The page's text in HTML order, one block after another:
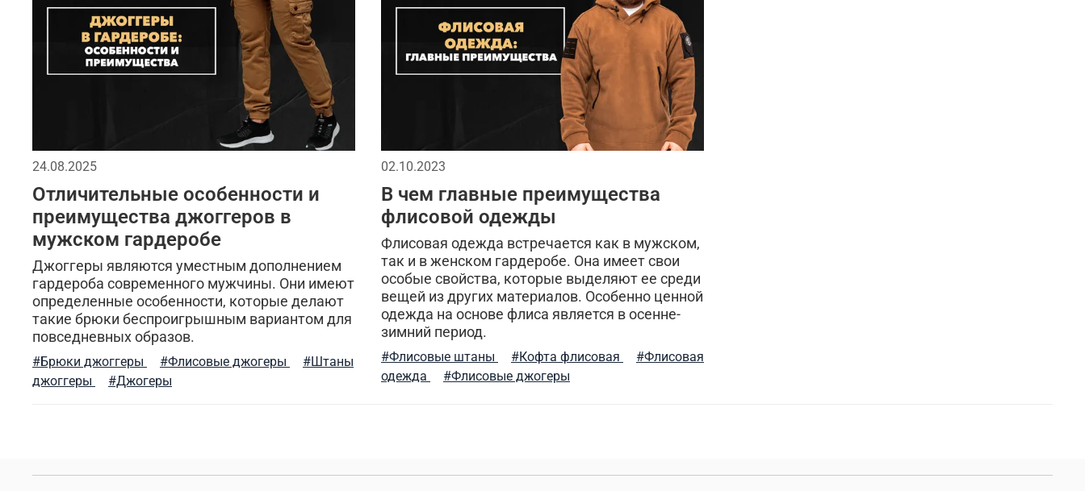
фирменные бренды городская мода зимний гардероб парка мужские аксессуары
демисезонная одежда милитари одежда как носить милитари в зрелом возрасте
куртка-бомбер камуфляж легкость ухода
практичная одежда пуховые жилеты шапка-ушанка
бесшовное мужское термобелье индивидуальный стиль мужчины
дизайнерские вещи мужская куртка утепленные жилеты аляска куртка утепленная куртка
флисовая одежда спортивные куртки комфорт милитари брюки зима лонгслив
бесшовное женское термобелье осенняя мужская одежда трикотажные брюки мужской стиль
компрессионное термобелье трикотажные шорты мужская шапка специализированные интернет-магазины
белая футболка глажка хаки ремень брючный тактическая одежда весной камуфляжная расцветка
штаны джоггеры прогулки и отдых летняя одежда тактический подсумок джогеры карго туристический нож сочетание цветов
24.08.2025
Отличительные особенности и
преимущества джоггеров в
мужском гардеробе
Джоггеры являются уместным дополнением
гардероба современного мужчины. Они имеют
определенные особенности, которые делают
такие брюки беспроигрышным вариантом для
повседневных образов.
#Брюки джоггеры #Флисовые джогеры
#Штаны
джоггеры
#Джогеры
02.10.2023
В чем главные преимущества
флисовой одежды
Флисовая одежда встречается как в мужском,
так и в женском гардеробе. Она имеет свои
особые свойства, которые выделяют ее среди
вещей из других материалов. Особенно ценной
одежда на основе флиса является в осенне-
зимний период.
#Флисовые штаны #Кофта флисовая
#Флисовая
одежда
#Флисовые джогеры